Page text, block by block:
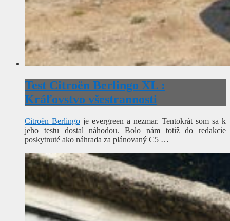
Test Citroën Berlingo XL :
Kráľovstvo všestrannosti
Citroën Berlingo je evergreen a nezmar. Tentokrát som sa k
jeho testu dostal náhodou. Bolo nám totiž do redakcie
poskytnuté ako náhrada za plánovaný C5 …